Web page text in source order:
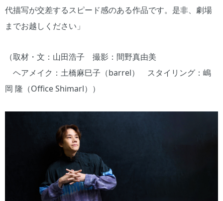
代描写が交差するスピード感のある作品です。是非、劇場
までお越しください」
（取材・文：山田浩子 撮影：間野真由美
ヘアメイク：土橋麻巳子（barrel） スタイリング：嶋
岡 隆（Office Shimarl））